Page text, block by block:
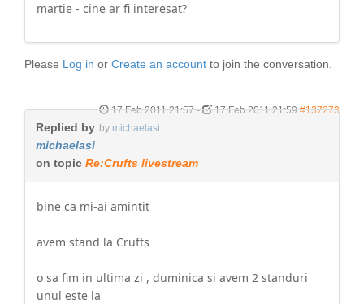
martie - cine ar fi interesat?
Please Log in or Create an account to join the conversation.
17 Feb 2011 21:57- 17 Feb 2011 21:59 #137273
by michaelasi
Replied by
michaelasi
on topic Re:Crufts livestream
bine ca mi-ai amintit
avem stand la Crufts
o sa fim in ultima zi , duminica si avem 2 standuri
unul este la